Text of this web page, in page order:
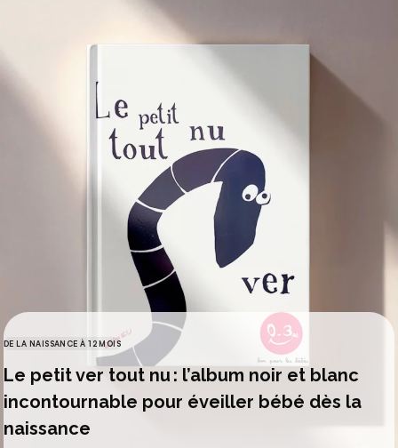
CATÉGORIES
DE LA NAISSANCE À 12 MOIS
Le petit ver tout nu : l’album noir et blanc
incontournable pour éveiller bébé dès la
naissance